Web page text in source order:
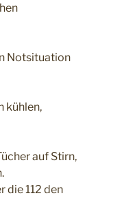
Notsituation
kühlen,
auf Stirn,
die 112 den